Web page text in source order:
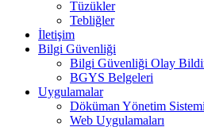
Tüzükler
Tebliğler
İletişim
Bilgi Güvenliği
Bilgi Güvenliği Olay
BGYS Belgeleri
Uygulamalar
Döküman Yönetim Sistemi
Web Uygulamaları